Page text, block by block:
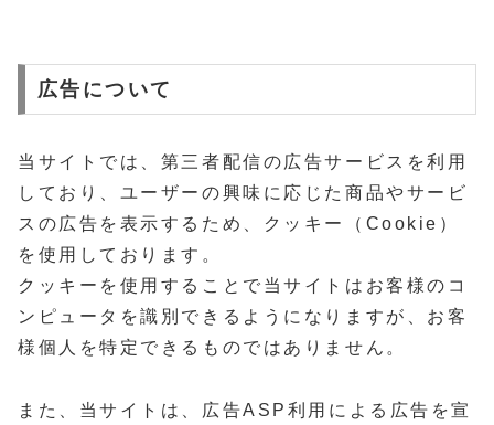
広告について
当サイトでは、第三者配信の広告サービスを利用
しており、ユーザーの興味に応じた商品やサービ
スの広告を表示するため、クッキー（Cookie）
を使用しております。
クッキーを使用することで当サイトはお客様のコ
ンピュータを識別できるようになりますが、お客
様個人を特定できるものではありません。
また、当サイトは、広告ASP利用による広告を宣